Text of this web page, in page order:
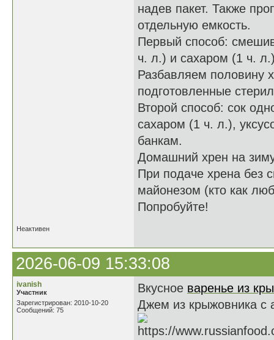
надев пакет. Также
отдельную емкость.
Первый способ:
ч. л.) и сахаром (1 ч.
Разбавляем половину
подготовленные
Второй способ: сок
сахаром (1 ч. л.),
банкам.
Домашний хрен на
При подаче хрена без
майонезом (кто как
Попробуйте!
Неактивен
2026-06-09 15:33:08
ivanish
Участник
Зарегистрирован: 2010-10-20
Сообщений: 75
Вкусное варенье из
Джем из крыжовника с